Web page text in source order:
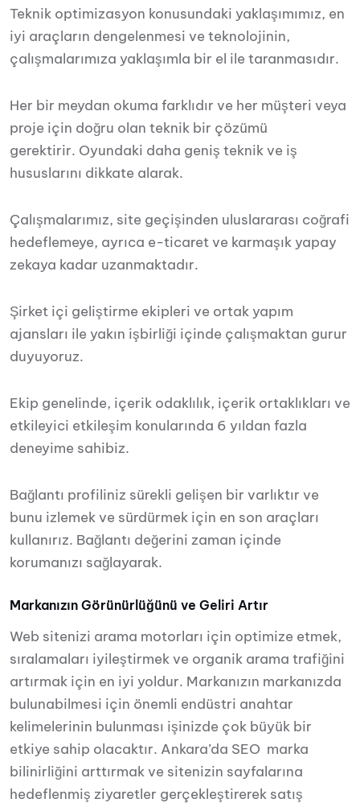
Teknik optimizasyon konusundaki yaklaşımımız, en
iyi araçların dengelenmesi ve teknolojinin,
çalışmalarımıza yaklaşımla bir el ile taranmasıdır.
Her bir meydan okuma farklıdır ve her müşteri veya
proje için doğru olan teknik bir çözümü
gerektirir. Oyundaki daha geniş teknik ve iş
hususlarını dikkate alarak.
Çalışmalarımız, site geçişinden uluslararası coğrafi
hedeflemeye, ayrıca e-ticaret ve karmaşık yapay
zekaya kadar uzanmaktadır.
Şirket içi geliştirme ekipleri ve ortak yapım
ajansları ile yakın işbirliği içinde çalışmaktan gurur
duyuyoruz.
Ekip genelinde, içerik odaklılık, içerik ortaklıkları ve
etkileyici etkileşim konularında 6 yıldan fazla
deneyime sahibiz.
Bağlantı profiliniz sürekli gelişen bir varlıktır ve
bunu izlemek ve sürdürmek için en son araçları
kullanırız. Bağlantı değerini zaman içinde
korumanızı sağlayarak.
Markanızın Görünürlüğünü ve Geliri Artır
Web sitenizi arama motorları için optimize etmek,
sıralamaları iyileştirmek ve organik arama trafiğini
artırmak için en iyi yoldur. Markanızın markanızda
bulunabilmesi için önemli endüstri anahtar
kelimelerinin bulunması işinizde çok büyük bir
etkiye sahip olacaktır. Ankara’da SEO marka
bilinirliğini arttırmak ve sitenizin sayfalarına
hedeflenmiş ziyaretler gerçekleştirerek satış